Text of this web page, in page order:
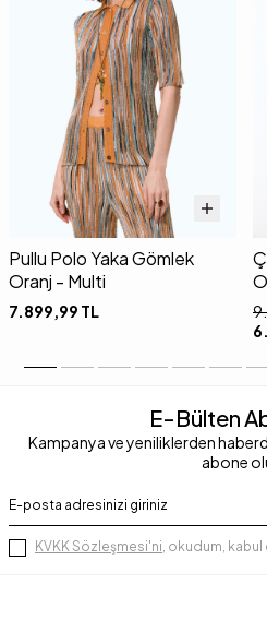
Pullu Polo Yaka Gömlek
Oranj - Multi
7.899,99 TL
E-Bülten
Kampanya ve yeniliklerden
abone
KVKK Sözleşmesi'ni, okudum,